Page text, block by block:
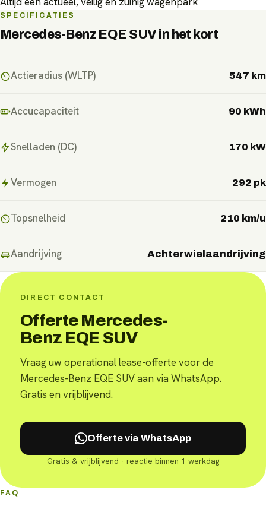
SPECIFICATIES
Mercedes-Benz EQE SUVin het kort
Actieradius (WLTP) 547 km
Accucapaciteit 90 kWh
Snelladen (DC) 170 kW
Vermogen 292 pk
Topsnelheid 210 km/u
Aandrijving Achterwielaandrijving
DIRECT CONTACT
Offerte Mercedes-
Benz EQE SUV
Vraag uw operational lease-offerte voor de
Mercedes-Benz EQE SUV aan via WhatsApp.
Gratis en vrijblijvend.
Offerte via WhatsApp
Gratis & vrijblijvend · reactie binnen 1 werkdag
FAQ